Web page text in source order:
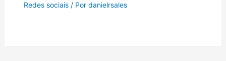
Redes sociais / Pordanielrsales